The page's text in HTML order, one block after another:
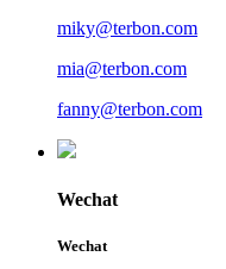
miky@terbon.com
mia@terbon.com
fanny@terbon.com
Wechat
Wechat